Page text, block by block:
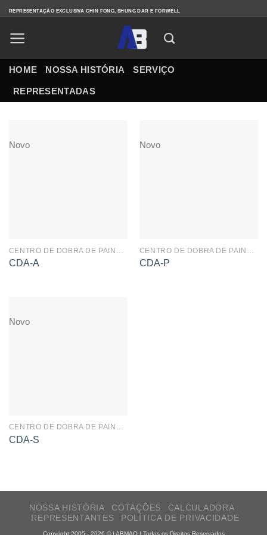
Skip
content
REPRESENTAÇÃO EXCLUSIVA CHIN FONG, SHUNG DAR E FORWELL
HOME NOSSA HISTÓRIA SERVIÇO
REPRESENTADAS
Novo
CDA-A
Novo
CDA-P
Novo
CENTRO DE DOBRA DE PAINÉIS
CDA-S
NOSSA HISTÓRIA COTAÇÕES
CALCULADORA
REPRESENTANTES
POLÍTICA DE PRIVACIDADE